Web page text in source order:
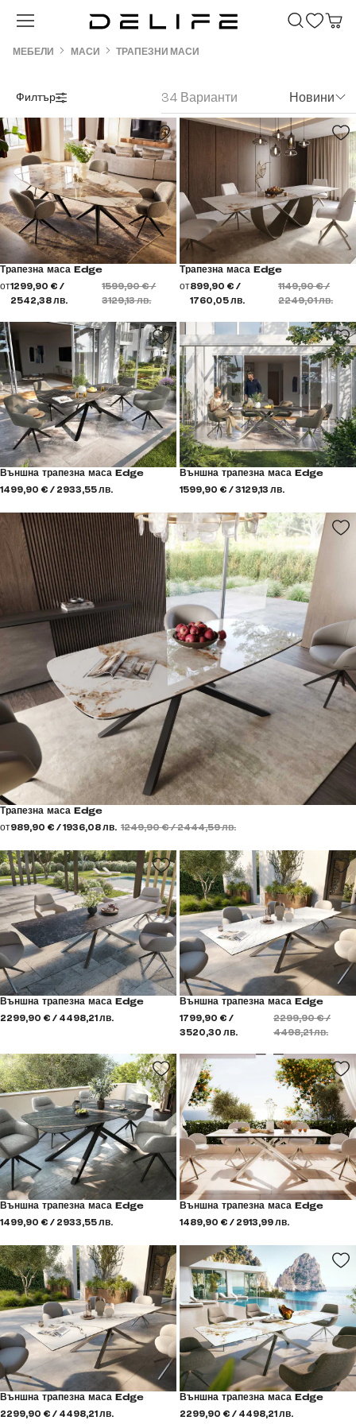
Преминете към основното съдържание
МЕБЕЛИ МАСИ ТРАПЕЗНИ МАСИ
Филтър 34 Варианти Новини
Трапезна маса Edge
от989,90 € / 1936,08 лв. 1249,90 € / 2444,59 лв.
Трапезна маса Edge
от1299,90 € /
2542,38 лв.
1599,90 € /
3129,13 лв.
Трапезна маса Edge
от899,90 € /
1760,05 лв.
1149,90 € /
2249,01 лв.
Външна трапезна маса Edge
1499,90 € / 2933,55 лв.
Външна трапезна маса Edge
1599,90 € / 3129,13 лв.
Външна трапезна маса Edge
2299,90 € / 4498,21 лв.
Външна трапезна маса Edge
1799,90 € /
3520,30 лв.
2299,90 € /
4498,21 лв.
Външна трапезна маса Edge
1499,90 € / 2933,55 лв.
Външна трапезна маса Edge
1489,90 € / 2913,99 лв.
Външна трапезна маса Edge
2299,90 € / 4498,21 лв.
Външна трапезна маса Edge
2299,90 € / 4498,21 лв.